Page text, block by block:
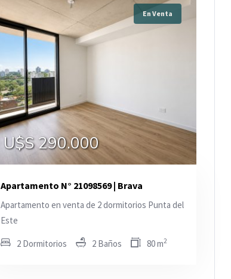
En Venta
U$S 290.000
Apartamento N° 21098569 | Brava
Apartamento en venta de 2 dormitorios Punta del
Este
2 Dormitorios 2 Baños 80 m2